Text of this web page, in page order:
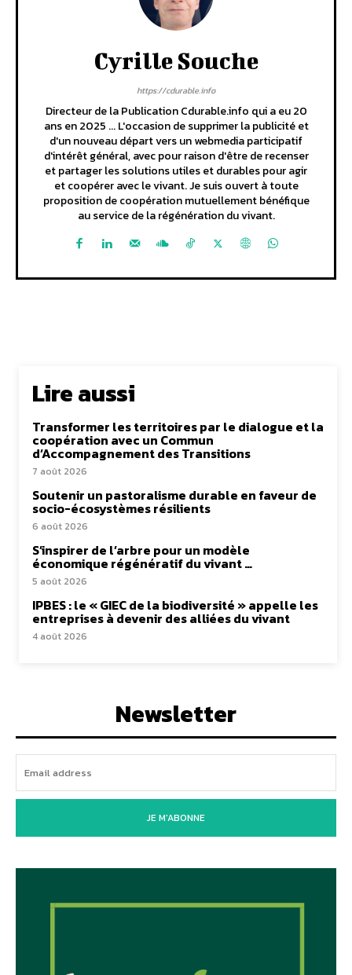
Cyrille Souche
https://cdurable.info
Directeur de la Publication Cdurable.info qui a eu 20
ans en 2025 ... L'occasion de supprimer la publicité et
d'un nouveau départ vers un webmedia participatif
d'intérêt général, avec pour raison d'être de recenser
et partager les solutions utiles et durables pour agir
et coopérer avec le vivant. Je suis ouvert à toute
proposition de coopération mutuellement bénéfique
au service de la régénération du vivant.
Lire aussi
Transformer les territoires par le dialogue et la
coopération avec un Commun
d’Accompagnement des Transitions
7 août 2026
Soutenir un pastoralisme durable en faveur de
socio-écosystèmes résilients
6 août 2026
S’inspirer de l’arbre pour un modèle
économique régénératif du vivant …
5 août 2026
IPBES : le « GIEC de la biodiversité » appelle les
entreprises à devenir des alliées du vivant
4 août 2026
Newsletter
JE M'ABONNE